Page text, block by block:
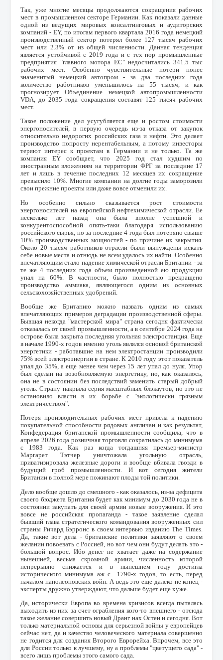
Так, уже многие месяцы продолжаются сокращения рабочих
мест в промышленном секторе Германии. Как показали данные
одной из ведущих мировых консалтинговых и аудиторских
компаний - EY, по итогам первого квартала 2016 года немецкий
производственный сектор потерял более 127 тысяч рабочих
мест или 2.3% от из общей численности. Данная тенденция
является устойчивой с 2019 года и с тех пор промышленные
предприятия "главного мотора ЕС" недосчитались 341.5 тыс
рабочих мест. Особенно чувствительные потери понес
знаменитый немецкий автопром - за два последних года
количество работников уменьшилось на 55 тысяч, и как
прогнозирует Объединение немецкой автопромышленности
VDA, до 2035 года сокращения составят 125 тысяч рабочих
мест.
Такое положение дел усугубляется еще и ростом стоимости
энергоносителей, в первую очередь из-за отказа от закупок
относительно недорогих российских газа и нефти. Это делает
производство попросту нерентабельным, а потому инвесторы
теряют интерес к проектам в Германии и не только. Та же
компанияEY сообщает, что 2025 год стал худшим по
иностранным вложениям на территории ФРГ за последние 17
лет и лишь в течение последних 12 месяцев их сокращение
превысило 10%. Многие компании на долгие годы заморозили
свои прежние проекты или даже вовсе отменили их.
Но особенно сильно сказывается рост стоимости
энергоносителей на европейской нефтехимической отрасли. Ее
несколько лет назад она была вполне успешной и
конкурентоспособной опять-таки благодаря использованию
российского сырья, но за последние 4 года был потеряно свыше
10% производственных мощностей - по причине их закрытия.
Около 20 тысяч работников отрасли были вынуждены искать
себе новые места и отнюдь не всем удалось их найти. Особенно
впечатляющим стало падение химической отрасли Британии - за
те же 4 последних года объем произведенной ею продукции
упал на 60%. В частности, было полностью прекращено
производство аммиака, являющегося одним из основных
сельскохозяйственных удобрений.
Вообще же Британию можно назвать одним из самых
впечатляющих примеров деградации производственной сферы.
Бывшая некогда "мастерской мира" страна сегодня фактически
отказалась от своей промышленности, а в сентябре 2024 года на
острове была закрыта последняя угольная электростанция. Еще
в начале 1990-х годов именно уголь являлся основой британской
энергетики - работавшие на нем электростанции производили
75% всей электроэнергии в стране. К 2010 году этот показатель
упал до 35%, а еще менее чем через 15 лет упал до нуля. Упор
был сделан на возобновляемую энергетику, но, как оказалось,
она не в состоянии без последствий заменить старый добрый
уголь. Страну накрыла серия масштабных блэкаутов, но это не
остановило власти в их борьбе с "экологически грязным
электричеством".
Потеря производительных рабочих мест привела к падению
покупательной способности рядовых англичан и как результат,
Конфедерация британской промышленности сообщила, что в
апреле 2026 года розничная торговля сократилась до минимума
с 1983 года. Как раз когда тогдашняя премьер-министр
Маргарет Тэтчер уничтожала угольную отрасль,
приватизировала железные дороги и вообще вбивала гвозди в
будущий гроб промышленности. И вот сегодня жители
Британии в полной мере пожинают плоды той политики.
Дело вообще дошло до смешного - как оказалось, из-за дефицита
своего бюджета Британия будет как минимум до 2030 года не в
состоянии закупать для своей армии новые вооружения. И это
вовсе не российская пропаганда - такое заявление сделал
бывший глава стратегического командования вооруженных сил
страны Ричард Бэрронс в своем интервью изданиюThe Times
Да, такие вот дела - британские политики заявляют о своем
желании повоевать с Россией, но вот чем они будут делать это -
большой вопрос. Ибо денег не хватает даже на содержание
нынешней, весьма скромной армии, численность которой
непрерывно снижается и в нынешнем году достигла
исторического минимума аж с.. 1790-х годов, то есть, перед
началом наполеоновских войн. А ведь это еще далеко не конец -
эксперты дружно утверждают, что дальше будет еще хуже.
Да, исторически Европа во времена кризисов всегда пыталась
выходить из них за счет ограбления кого-то внешнего - отсюда
такое желание совершить новый Дранг нах Остен и сегодня. Вот
только материальной основы для серьезной войны у европейцев
сейчас нет, да и качество человеческого материала совершенно
не годится для создания Второго Еврорейха. Впрочем, все это
для России только к лучшему, ну а проблемы "цветущего сада" -
всего лишь проблемы этого самого сада.